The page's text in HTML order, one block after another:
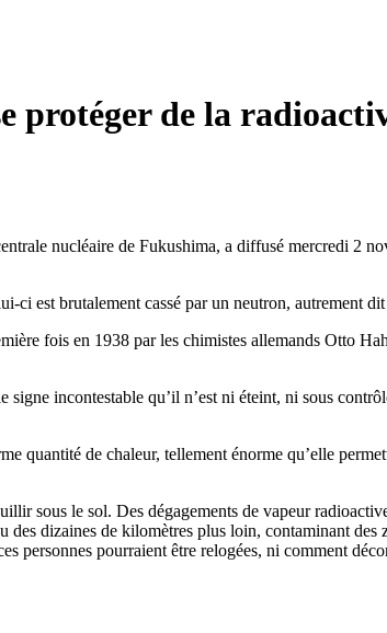
protéger de la
nucléaire de Fukushima, a diffusé mercredi 2
est brutalement cassé par un neutron, autrement
fois en 1938 par les chimistes allemands Otto
incontestable qu’il n’est ni éteint, ni sous
quantité de chaleur, tellement énorme qu’elle
sous le sol. Des dégagements de vapeur
dizaines de kilomètres plus loin, contaminant des
personnes pourraient être relogées, ni comment